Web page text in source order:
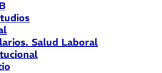
Salud Laboral